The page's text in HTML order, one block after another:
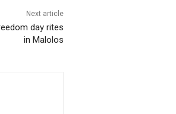
Next article
day rites
in Malolos